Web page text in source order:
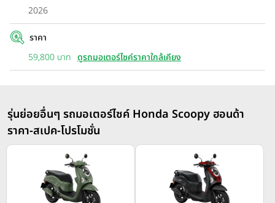
2026
ราคา
59,800 บาท ดูรถมอเตอร์ไซค์ราคาใกล้เคียง
รุ่นย่อยอื่นๆ รถมอเตอร์ไซค์ Honda Scoopy ฮอนด้า
ราคา-สเปค-โปรโมชั่น